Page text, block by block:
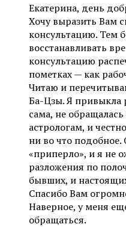
Екатерина, день
Хочу выразить Вам
консультацию. Тем
восстанавливать
консультацию
пометках — как
Читаю и
Ба-Цзы. Я привыкла
сама, не
астрологам, и
ни во что подобное.
«приперло», и я не
разложения по
бывших, и
Спасибо Вам
Наверное, у меня
обращаться.